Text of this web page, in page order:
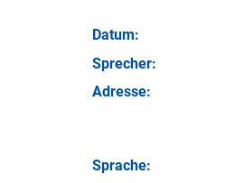
Datum:
Sprecher:
Adresse:
Sprache: